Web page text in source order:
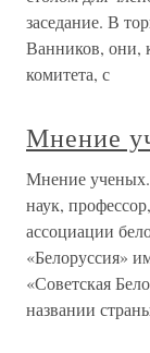
заседание. В
Ванников, они,
комитета, с
Мнение
Мнение
наук,
ассоциации
«Белоруссия»
«Советская
названии